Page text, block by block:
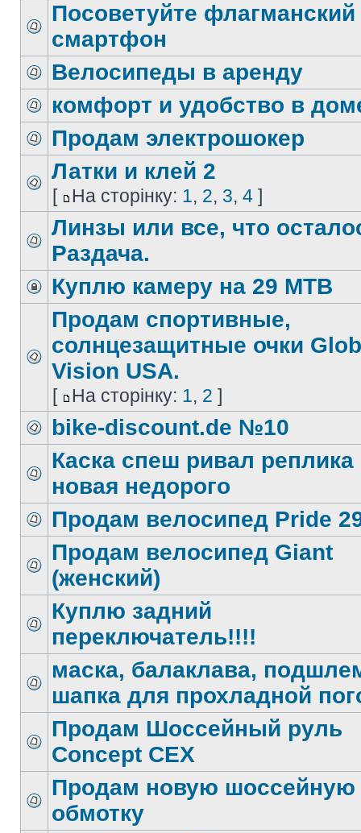
Посоветуйте флагманский
смартфон
Велосипеды в аренду
комфорт и удобство в
Продам электрошокер
Латки и клей 2
[ На сторінку: 1, 2, 3, 4 ]
Линзы или все, что
Раздача.
Куплю камеру на 29 MTB
Продам спортивные,
солнцезащитные очки
Vision USA.
[ На сторінку: 1, 2 ]
bike-discount.de №10
Каска спеш ривал реплика
новая недорого
Продам велосипед Pride
Продам велосипед Giant
(женский)
Куплю задний
переключатель!!!!
маска, балаклава,
шапка для прохладной
Продам Шоссейный руль
Concept CEX
Продам новую шоссейную
обмотку